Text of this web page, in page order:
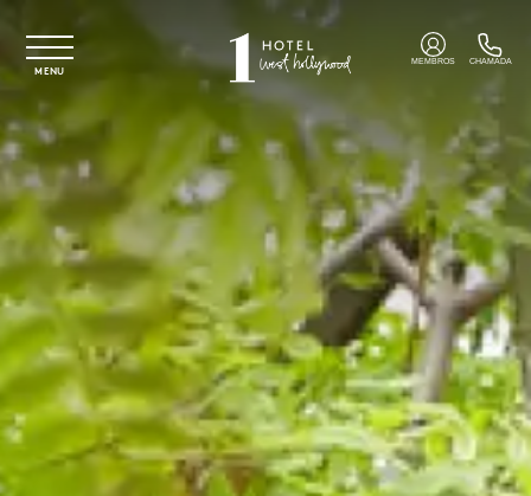
Saltar para o conteúdo principal
MENU
MEMBROS CHAMADA